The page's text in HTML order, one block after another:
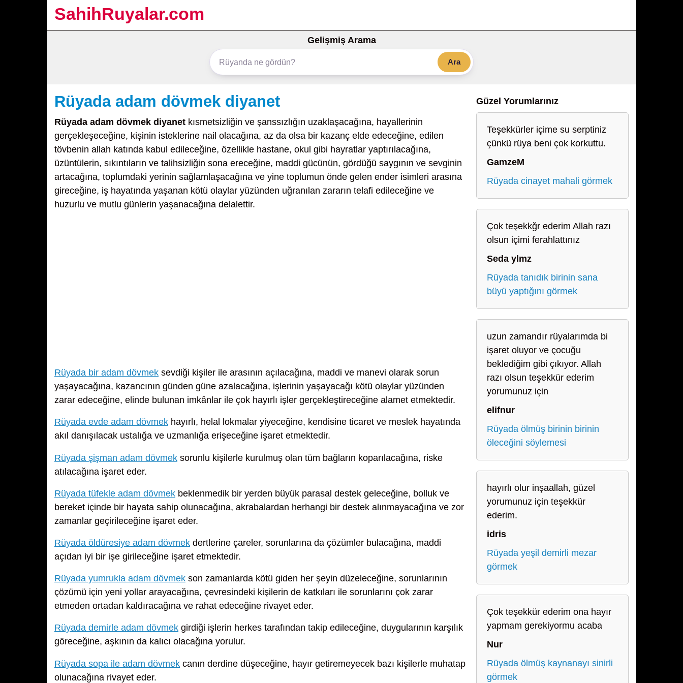
SahihRuyalar.com
Gelişmiş Arama
Ara
Rüyada adam dövmek diyanet
Rüyada adam dövmek diyanet kısmetsizliğin ve şanssızlığın uzaklaşacağına, hayallerinin
gerçekleşeceğine, kişinin isteklerine nail olacağına, az da olsa bir kazanç elde edeceğine, edilen
tövbenin allah katında kabul edileceğine, özellikle hastane, okul gibi hayratlar yaptırılacağına,
üzüntülerin, sıkıntıların ve talihsizliğin sona ereceğine, maddi gücünün, gördüğü saygının ve sevginin
artacağına, toplumdaki yerinin sağlamlaşacağına ve yine toplumun önde gelen ender isimleri arasına
gireceğine, iş hayatında yaşanan kötü olaylar yüzünden uğranılan zararın telafi edileceğine ve
huzurlu ve mutlu günlerin yaşanacağına delalettir.
Rüyada bir adam dövmek sevdiği kişiler ile arasının açılacağına, maddi ve manevi olarak sorun
yaşayacağına, kazancının günden güne azalacağına, işlerinin yaşayacağı kötü olaylar yüzünden
zarar edeceğine, elinde bulunan imkânlar ile çok hayırlı işler gerçekleştireceğine alamet etmektedir.
Rüyada evde adam dövmek hayırlı, helal lokmalar yiyeceğine, kendisine ticaret ve meslek hayatında
akıl danışılacak ustalığa ve uzmanlığa erişeceğine işaret etmektedir.
Rüyada şişman adam dövmek sorunlu kişilerle kurulmuş olan tüm bağların koparılacağına, riske
atılacağına işaret eder.
Rüyada tüfekle adam dövmek beklenmedik bir yerden büyük parasal destek geleceğine, bolluk ve
bereket içinde bir hayata sahip olunacağına, akrabalardan herhangi bir destek alınmayacağına ve zor
zamanlar geçirileceğine işaret eder.
Rüyada öldüresiye adam dövmek dertlerine çareler, sorunlarına da çözümler bulacağına, maddi
açıdan iyi bir işe girileceğine işaret etmektedir.
Rüyada yumrukla adam dövmek son zamanlarda kötü giden her şeyin düzeleceğine, sorunlarının
çözümü için yeni yollar arayacağına, çevresindeki kişilerin de katkıları ile sorunlarını çok zarar
etmeden ortadan kaldıracağına ve rahat edeceğine rivayet eder.
Rüyada demirle adam dövmek girdiği işlerin herkes tarafından takip edileceğine, duygularının karşılık
göreceğine, aşkının da kalıcı olacağına yorulur.
Rüyada sopa ile adam dövmek canın derdine düşeceğine, hayır getiremeyecek bazı kişilerle muhatap
olunacağına rivayet eder.
Güzel Yorumlarınız
Teşekkürler içime su serptiniz
çünkü rüya beni çok korkuttu.
GamzeM
Rüyada cinayet mahali görmek
Çok teşekkğr ederim Allah razı
olsun içimi ferahlattınız
Seda ylmz
Rüyada tanıdık birinin sana
büyü yaptığını görmek
uzun zamandır rüyalarımda bi
işaret oluyor ve çocuğu
beklediğim gibi çıkıyor. Allah
razı olsun teşekkür ederim
yorumunuz için
elifnur
Rüyada ölmüş birinin birinin
öleceğini söylemesi
hayırlı olur inşaallah, güzel
yorumunuz için teşekkür
ederim.
idris
Rüyada yeşil demirli mezar
görmek
Çok teşekkür ederim ona hayır
yapmam gerekiyormu acaba
Nur
Rüyada ölmüş kaynanayı sinirli
görmek